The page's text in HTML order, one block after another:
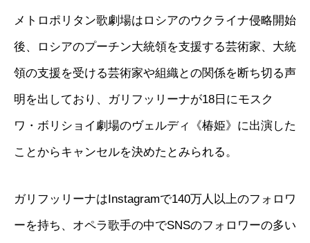
メトロポリタン歌劇場はロシアのウクライナ侵略開始
後、ロシアのプーチン大統領を支援する芸術家、大統
領の支援を受ける芸術家や組織との関係を断ち切る声
明を出しており、ガリフッリーナが18日にモスク
ワ・ボリショイ劇場のヴェルディ《椿姫》に出演した
ことからキャンセルを決めたとみられる。
ガリフッリーナはInstagramで140万人以上のフォロワ
ーを持ち、オペラ歌手の中でSNSのフォロワーの多い